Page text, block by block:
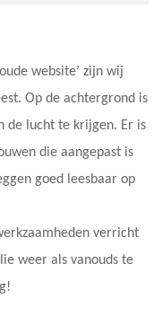
website’ zijn wij
Op de achtergrond is
de lucht te krijgen. Er is
die aangepast is
goed leesbaar op
verricht
weer als vanouds te